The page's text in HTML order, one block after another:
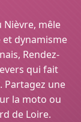
Nièvre, mêle
dynamisme
Rendez-
qui fait
Partagez une
la moto ou
de Loire.